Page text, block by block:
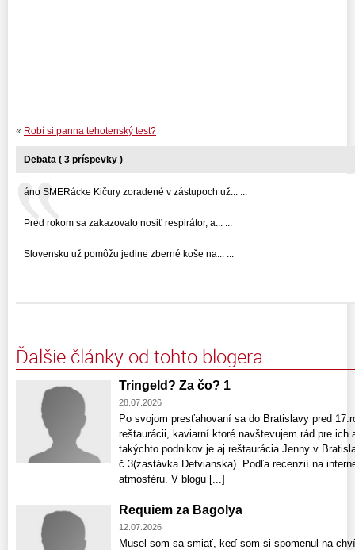
« Robí si panna tehotenský test?
Debata ( 3 príspevky )
áno SMERácke Kičury zoradené v zástupoch už... ...
Pred rokom sa zakazovalo nosiť respirátor, a... ...
Slovensku už pomôžu jedine zberné koše na... ...
Ďalšie články od tohto blogera
Tringeld? Za čo? 1
28.07.2026
Po svojom presťahovaní sa do Bratislavy pred
reštaurácii, kaviarní ktoré navštevujem rád pre
takýchto podnikov je aj reštaurácia Jenny v
č.3(zastávka Detvianska). Podľa recenzií na
atmosféru. V blogu [...]
Requiem za Bagolya
12.07.2026
Musel som sa smiať, keď som si spomenul na